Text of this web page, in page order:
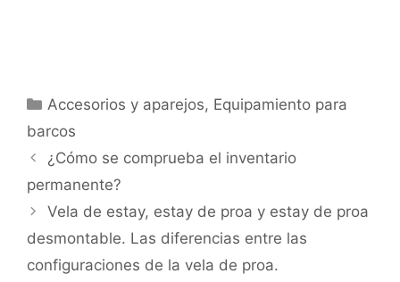
Categorías
Accesorios y aparejos, Equipamiento para
barcos
¿Cómo se comprueba el inventario
permanente?
Vela de estay, estay de proa y estay de proa
desmontable. Las diferencias entre las
configuraciones de la vela de proa.